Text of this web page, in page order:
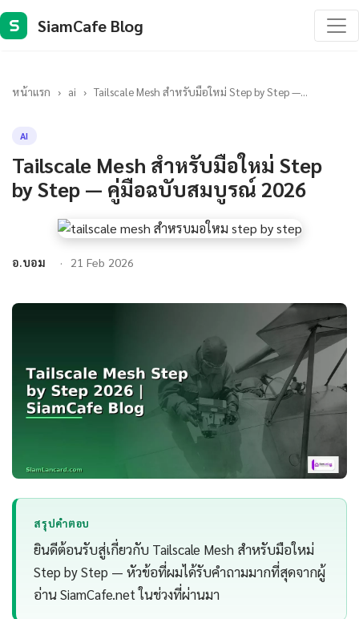
S SiamCafe Blog
หน้าแรก › ai › Tailscale Mesh สำหรับมือใหม่ Step by Step —...
AI
Tailscale Mesh สำหรับมือใหม่ Step
by Step — คู่มือฉบับสมบูรณ์ 2026
อ.บอม 21 Feb 2026
สรุปคำตอบ
ยินดีต้อนรับสู่เกี่ยวกับ Tailscale Mesh สำหรับมือใหม่
Step by Step — หัวข้อที่ผมได้รับคำถามมากที่สุดจากผู้
อ่าน SiamCafe.net ในช่วงที่ผ่านมา